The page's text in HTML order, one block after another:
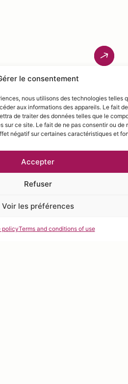
le consentement
nous utilisons des technologies telles
aux informations des appareils. Le fait
de traiter des données telles que le
sur ce site. Le fait de ne pas consentir ou de
négatif sur certaines caractéristiques et
Accepter
Refuser
Voir les préférences
policyTerms and conditions of use
Warm the Coconut purée
with the sugar.
Add the soaked gelatin and
Malibu.
At 40°C, fold in the whipped
cream.